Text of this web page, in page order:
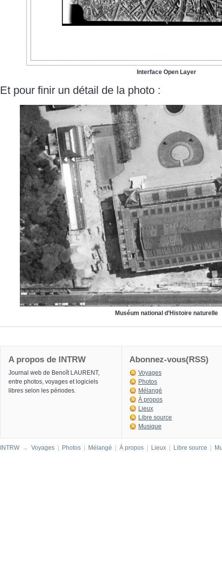
Interface Open Layer
Et pour finir un détail de la photo :
Muséum national d’Histoire naturelle
A propos de INTRW
Journal web de Benoît LAURENT,
entre photos, voyages et logiciels
libres selon les périodes.
Abonnez-vous(RSS)
Voyages
Photos
Mélangé
À propos
Lieux
Libre source
Musique
INTRW → Voyages Photos Mélangé À propos Lieux Libre source